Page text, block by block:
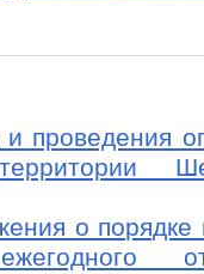
проведения
о порядке